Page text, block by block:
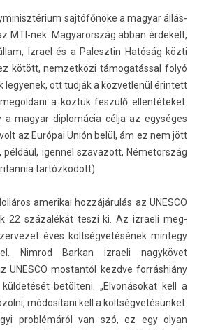
sajtófőnöke a magyar állás­
MTI-nek: Magyarország abban érdekelt,
Iz­rael és a Palesztin Hatóság közti
kötött, nem­zetközi támogatással folyó
legyenek, ott tudják a köz­vetlenül érin­tett
a köztük feszülő el­lentéteket.
magyar di­plomácia célja az egységes
az Európai Unión belül, ám ez nem jött
például, igen­nel szavazott, Németország
tar­tózkodott).
amerikai hozzájárulás az UN­ES­CO
22 százalékát teszi ki. Az iz­raeli meg­
éves költségvetésének min­tegy
Nim­rod Bar­kan iz­raeli nagykövet
UN­ES­CO mos­tantól kezdve forráshiány
betölteni. „Elvonásokat kell a
módosítani kell a költségvetésünket.
problémáról van szó, ez egy olyan